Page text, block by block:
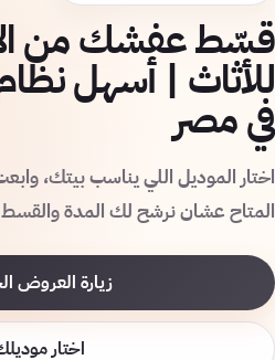
قسّط عفشك من
للأثاث | أسهل
في مصر
اختار الموديل اللي يناسب بيتك،
المتاح عشان نرشح لك المدة والقسط
زيارة العروض
اختار